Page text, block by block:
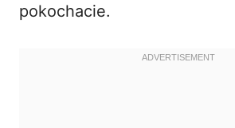
pokochacie.